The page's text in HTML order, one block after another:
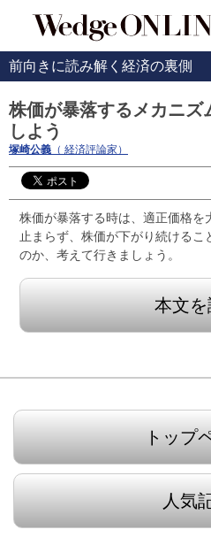
前向きに読み解く経済の裏側
株価が暴落するメカニズ
しよう
塚崎公義 （ 経済評論家）
株価が暴落する時は、適正価格を
止まらず、株価が下がり続ける
のか、考えて行きましょう。
本文を
トップ
人気